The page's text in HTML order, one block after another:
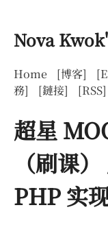
Nova
Home [博客]
務]
[鏈接] [RSS]
超星
（刷课
PHP 实